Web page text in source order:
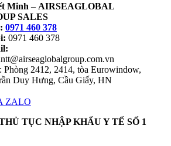
Minh – AIRSEAGLOBAL
SALES
0971 460 378
0971 460 378
: Phòng 2412, 2414, tòa Eurowindow,
Duy Hưng, Cầu Giấy, HN
ZALO
TỤC NHẬP KHẨU Y TẾ SỐ 1